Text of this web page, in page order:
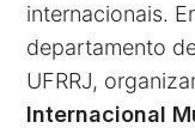
internacionais.
departamento
UFRRJ,
Internacional